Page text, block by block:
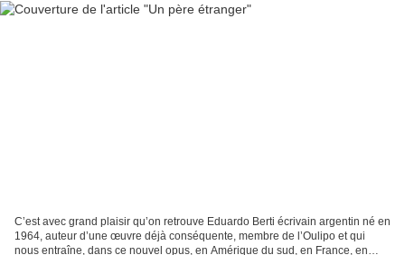
C’est avec grand plaisir qu’on retrouve Eduardo Berti écrivain argentin né en
1964, auteur d’une œuvre déjà conséquente, membre de l’Oulipo et qui
nous entraîne, dans ce nouvel opus, en Amérique du sud, en France, en